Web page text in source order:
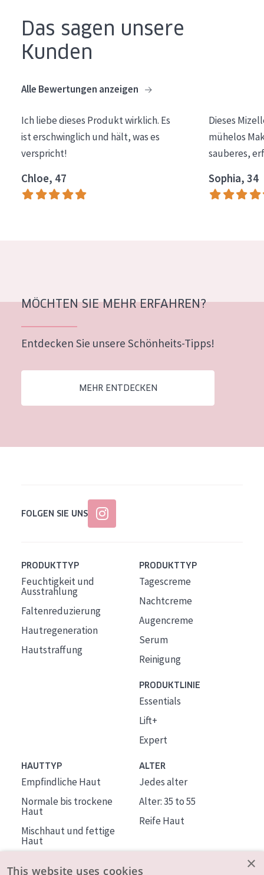
Serum
Essentials
Lift+
Expert
HAUTTYP
Empfindliche Haut
Jedes alter
Das sagen unsere
Kunden
Alle Bewertungen anzeigen
Ich liebe dieses Produkt wirklich. Es
ist erschwinglich und hält, was es
verspricht!
Chloe, 47
Dieses
mühelos
sauberes,
Sophia, 34
MÖCHTEN SIE MEHR ERFAHREN?
Entdecken Sie unsere Schönheits-Tipps!
MEHR ENTDECKEN
FOLGEN SIE UNS
PRODUKTTYP
Feuchtigkeit und
Ausstrahlung
Faltenreduzierung
Hautregeneration
Hautstraffung
PRODUKTTYP
Tagescreme
Nachtcreme
Augencreme
Serum
Reinigung
PRODUKTLINIE
Essentials
Lift+
Expert
HAUTTYP
Empfindliche Haut
Normale bis trockene
Haut
Mischhaut und fettige
Haut
ALTER
Jedes alter
Alter: 35 to 55
Reife Haut
×
This website uses cookies